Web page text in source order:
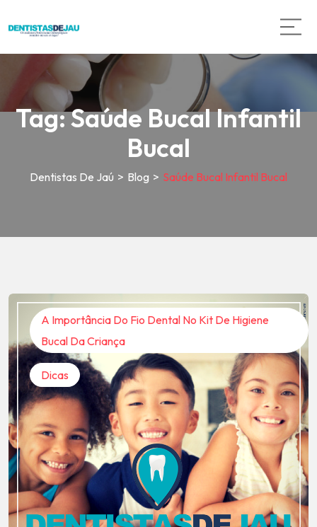
Tag:Saúde Bucal Infantil
Bucal
Dentistas De Jaú > Blog > Saúde Bucal Infantil Bucal
A Importância Do Fio Dental No Kit De Higiene
Bucal Da Criança
Dicas